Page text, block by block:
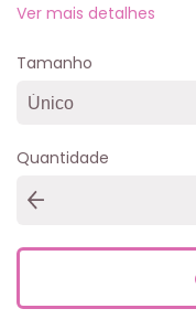
Ver mais detalhes
Tamanho
Quantidade